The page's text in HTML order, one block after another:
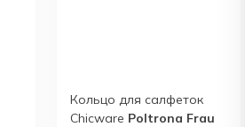
Кольцо для салфеток
Chicware Poltrona Frau